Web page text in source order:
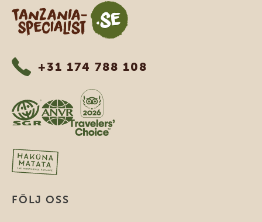
Tanzania Specialist
+31 174 788 108
FÖLJ OSS